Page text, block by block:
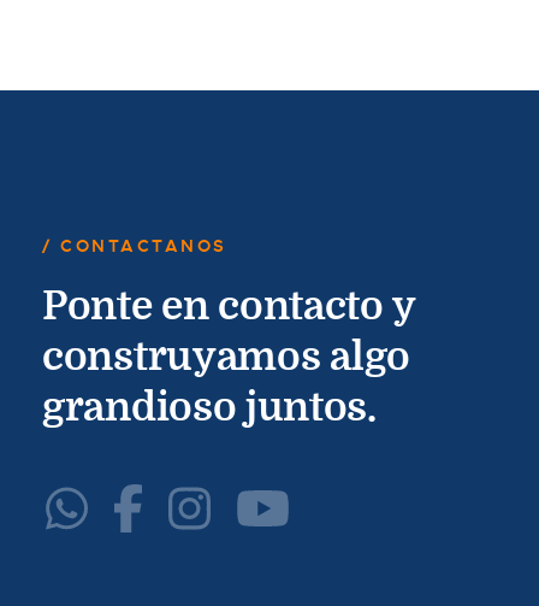
CONTACTANOS
Ponte en contacto y
construyamos algo
grandioso juntos.